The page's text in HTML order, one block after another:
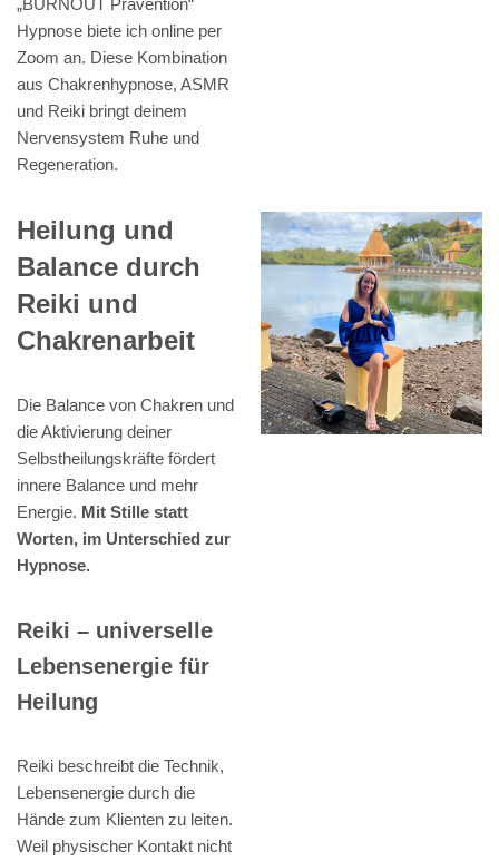
„BURNOUT Prävention“
Hypnose biete ich online per
Zoom an. Diese Kombination
aus Chakrenhypnose, ASMR
und Reiki bringt deinem
Nervensystem Ruhe und
Regeneration.
Heilung und
Balance durch
Reiki und
Chakrenarbeit
Die Balance von Chakren und
die Aktivierung deiner
Selbstheilungskräfte fördert
innere Balance und mehr
Energie. Mit Stille statt
Worten, im Unterschied zur
Hypnose.
Reiki – universelle
Lebensenergie für
Heilung
Reiki beschreibt die Technik,
Lebensenergie durch die
Hände zum Klienten zu leiten.
Weil physischer Kontakt nicht